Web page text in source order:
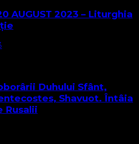
AUGUST 2023 – Liturghia
Duhului Sfânt,
Shavuot. Întâia
Rusalii